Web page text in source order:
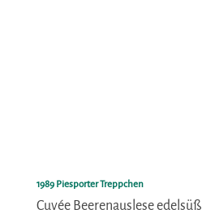
1989 Piesporter Treppchen
Cuvée Beerenauslese edelsüß